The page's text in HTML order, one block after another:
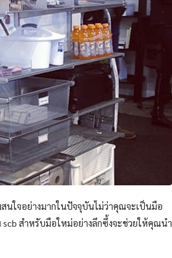
นใจอย่างมากในปัจจุบันไม่ว่าคุณจะเป็นมือ
สำหรับมือใหม่อย่างลึกซึ้งจะช่วยให้คุณนำ